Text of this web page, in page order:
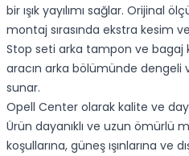
bir ışık yayılımı sağlar. Orijinal
montaj sırasında ekstra kesim
Stop seti arka tampon ve bagaj
aracın arka bölümünde
sunar.
Opell Center olarak kalite ve
Ürün dayanıklı ve uzun ömürlü
koşullarına, güneş ışınlarına ve